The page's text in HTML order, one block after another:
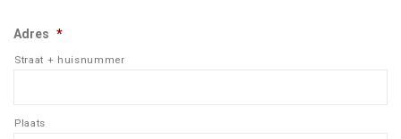
Adres *
Straat + huisnummer
Plaats